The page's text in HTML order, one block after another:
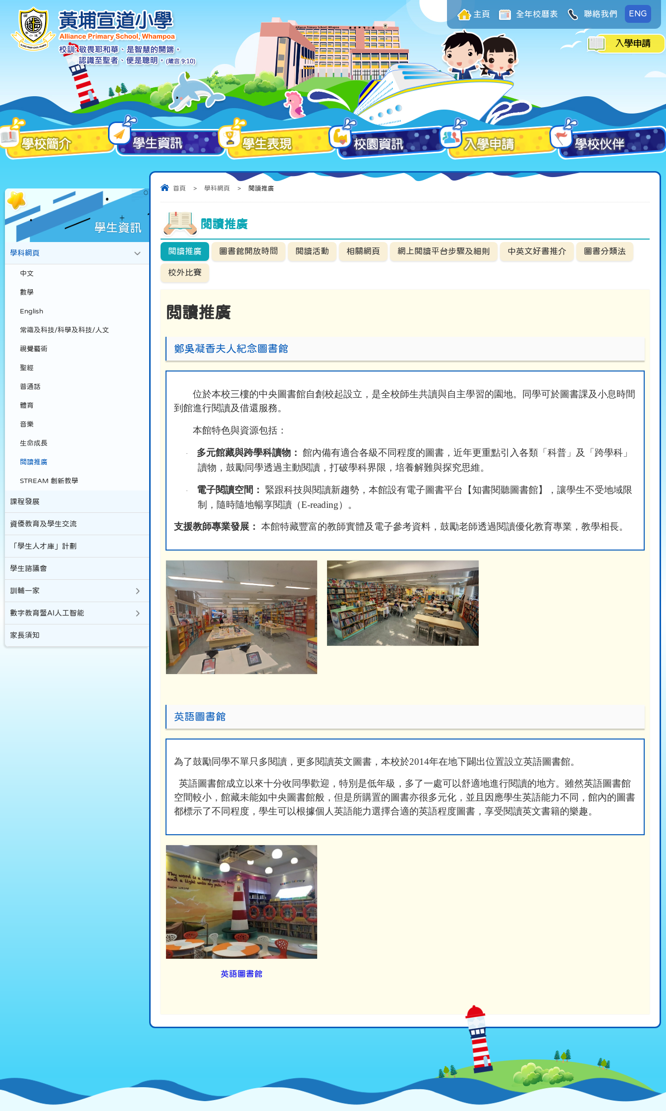
主頁 全年校曆表 聯絡我們 ENG
首頁 > 學科網頁 > 閱讀推廣
閱讀推廣
閲讀推廣 圖書館開放時間 閲讀活動 相關網頁 網上閲讀平台步驟及細則 中英文好書推介 圖書分類法
校外比賽
閲讀推廣
鄭吳凝香夫人紀念圖書館
位於本校三樓的中央圖書館自創校起設立，是全校師生共讀與自主學習的園地。同學可於圖書課及小息時間
到館進行閱讀及借還服務。
本館特色與資源包括：
· 多元館藏與跨學科讀物： 館內備有適合各級不同程度的圖書，近年更重點引入各類「科普」及「跨學科」
讀物，鼓勵同學透過主動閱讀，打破學科界限，培養解難與探究思維。
· 電子閱讀空間：
緊跟科技與閱讀新趨勢，本館設有電子圖書平台【知書閱聽圖書館】，讓學生不受地域限
制，隨時隨地暢享閱讀（E-reading）。
支援教師專業發展： 本館特藏豐富的教師實體及電子參考資料，鼓勵老師透過閱讀優化教育專業，教學相長。
英語圖書館
為了鼓勵同學不單只多閱讀，更多閱讀英文圖書，本校於2014年在地下闢出位置設立英語圖書館。
英語圖書館成立以來十分收同學歡迎，特別是低年級，多了一處可以舒適地進行閱讀的地方。雖然英語圖書館
空間較小，館藏未能如中央圖書館般，但是所購置的圖書亦很多元化，並且因應學生英語能力不同，館內的圖書
都標示了不同程度，學生可以根據個人英語能力選擇合適的英語程度圖書，享受閱讀英文書籍的樂趣。
英語圖書館
學生資訊
學科網頁
中文
數學
English
常識及科技/科學及科技/人文
視覺藝術
聖經
普通話
體育
音樂
生命成長
閲讀推廣
STREAM 創新教學
課程發展
資優教育及學生交流
「學生人才庫」計劃
學生諮議會
訓輔一家
數字教育暨AI人工智能
家長須知